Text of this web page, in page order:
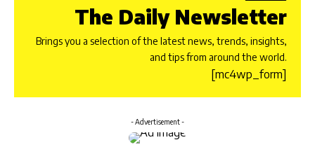
The Daily Newsletter
Brings you a selection of the latest news, trends, insights,
and tips from around the world.
[mc4wp_form]
- Advertisement -